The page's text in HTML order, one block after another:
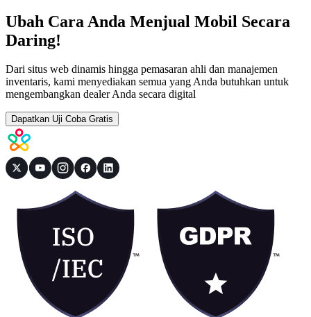
Ubah Cara Anda Menjual Mobil Secara
Daring!
Dari situs web dinamis hingga pemasaran ahli dan manajemen
inventaris, kami menyediakan semua yang Anda butuhkan untuk
mengembangkan dealer Anda secara digital
Dapatkan Uji Coba Gratis